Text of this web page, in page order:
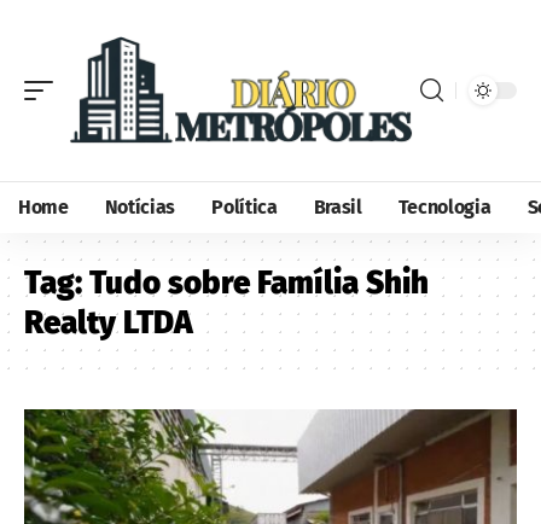
Home Notícias Política Brasil Tecnologia
Tag:Tudo sobre Família Shih
Realty LTDA